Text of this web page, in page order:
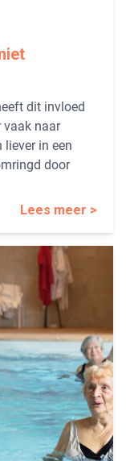
dit invloed
vaak naar
liever in een
door
Lees meer >